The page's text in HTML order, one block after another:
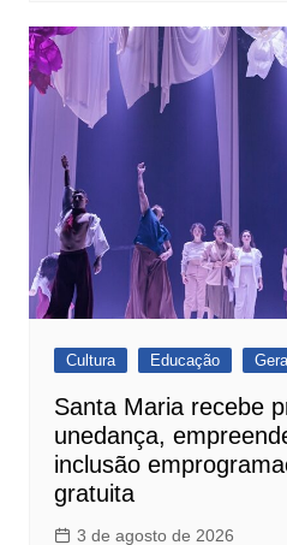
Cultura Educação Geral
Santa Maria recebe
unedança,
inclusão
gratuita
3 de agosto de 2026